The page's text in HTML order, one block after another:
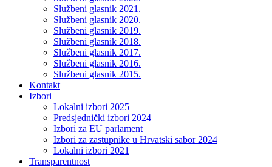
Službeni glasnik 2021.
Službeni glasnik 2020.
Službeni glasnik 2019.
Službeni glasnik 2018.
Službeni glasnik 2017.
Službeni glasnik 2016.
Službeni glasnik 2015.
Kontakt
Izbori
Lokalni izbori 2025
Predsjednički izbori 2024
Izbori za EU parlament
Izbori za zastupnike u Hrvatski sabor 2024
Lokalni izbori 2021
Transparentnost